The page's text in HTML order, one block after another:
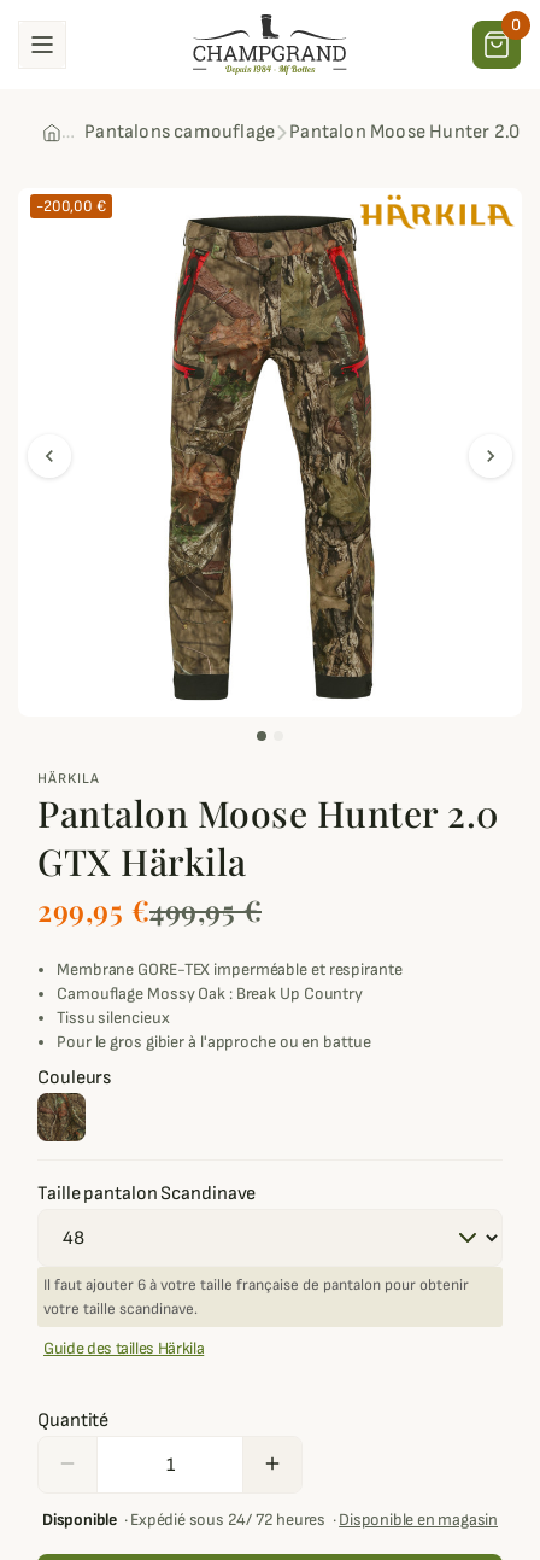
0
Pantalons camouflage Pantalon Moose Hunter 2.0
chevron_left
zoom_out_map
chevron_right
-200,00 €
HÄRKILA
Pantalon Moose Hunter 2.0
GTX Härkila
299,95 €499,95 €
Membrane GORE-TEX imperméable et respirante
Camouflage Mossy Oak : Break Up Country
Tissu silencieux
Pour le gros gibier à l'approche ou en battue
Couleurs
Taille pantalon Scandinave
Il faut ajouter 6 à votre taille française de pantalon pour obtenir
votre taille scandinave.
Guide des tailles Härkila
Quantité
remove add
Disponible·Expédié sous 24/ 72 heures ·Disponible en magasin